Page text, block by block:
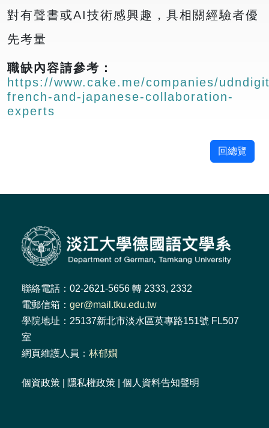
對有聲書或AI技術感興趣，具相關經驗者優
先考量
職缺內容請參考：
https://www.cake.me/companies/
french-and-japanese-collaboration-
experts
回總覽
聯絡電話：02-2621-5656 轉 2333, 2332
電郵信箱： ger@mail.tku.edu.tw
學院地址：25137新北市淡水區英專路151號 FL507
室
網頁維護人員： 林郁嫺
個資政策 隱私權政策 個人資料告知聲明